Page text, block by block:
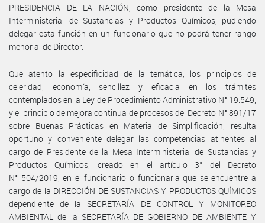
PRESIDENCIA DE LA NACIÓN, como presidente de la Mesa
Interministerial de Sustancias y Productos Químicos, pudiendo
delegar esta función en un funcionario que no podrá tener rango
menor al de Director.
Que atento la especificidad de la temática, los principios de
celeridad, economía, sencillez y eficacia en los trámites
contemplados en la Ley de Procedimiento Administrativo N° 19.549,
y el principio de mejora continua de procesos del Decreto N° 891/17
sobre Buenas Prácticas en Materia de Simplificación, resulta
oportuno y conveniente delegar las competencias atinentes al
cargo de Presidente de la Mesa Interministerial de Sustancias y
Productos Químicos, creado en el artículo 3° del Decreto
N° 504/2019, en el funcionario o funcionaria que se encuentre a
cargo de la DIRECCIÓN DE SUSTANCIAS Y PRODUCTOS QUÍMICOS
dependiente de la SECRETARÍA DE CONTROL Y MONITOREO
AMBIENTAL de la SECRETARÍA DE GOBIERNO DE AMBIENTE Y